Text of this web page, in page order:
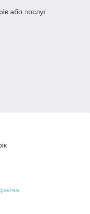
або послуг